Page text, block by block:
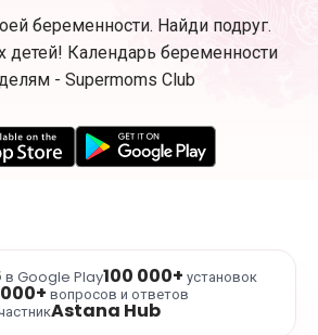
беременности. Найди подруг.
детей! Календарь беременности
- Supermoms Club
в Google Play100 000+ установок
вопросов и ответов
Astana Hub